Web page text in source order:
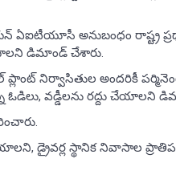
అనుబంధం రాష్ట్ర
డిమాండ్ చేశారు.
నిర్వాసితుల అందరికీ
ఓడిలు, వడ్డీలను రద్దు చేయాలని
డ్రైవర్ల స్థానిక నివాసాల